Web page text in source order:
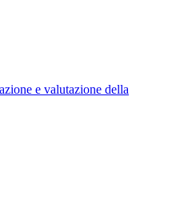
e valutazione della